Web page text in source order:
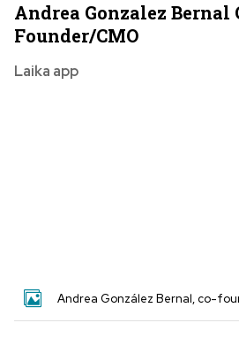
Andrea Gonzalez Bernal
Founder/CMO
Laika app
Andrea González Bernal, co-